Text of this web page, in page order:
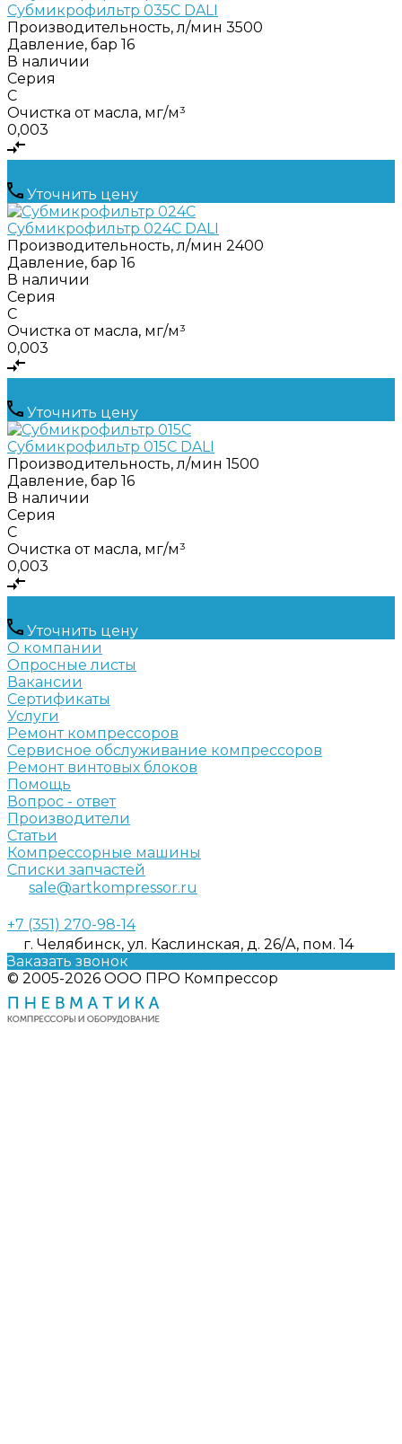
Субмикрофильтр 035C DALI
Производительность, л/мин 3500
Давление, бар 16
В наличии
Серия
C
Очистка от масла, мг/м³
0,003
Уточнить цену
Субмикрофильтр 024C DALI
Производительность, л/мин 2400
Давление, бар 16
В наличии
Серия
C
Очистка от масла, мг/м³
0,003
Уточнить цену
Субмикрофильтр 015C DALI
Производительность, л/мин 1500
Давление, бар 16
В наличии
Серия
C
Очистка от масла, мг/м³
0,003
Уточнить цену
О компании
Опросные листы
Вакансии
Сертификаты
Услуги
Ремонт компрессоров
Сервисное обслуживание компрессоров
Ремонт винтовых блоков
Помощь
Вопрос - ответ
Производители
Статьи
Компрессорные машины
Списки запчастей
sale@artkompressor.ru
+7 (351) 270-98-14
г. Челябинск, ул. Каслинская, д. 26/А, пом. 14
Заказать звонок
© 2005-2026 ООО ПРО Компрессор